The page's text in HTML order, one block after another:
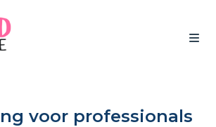
voor professionals